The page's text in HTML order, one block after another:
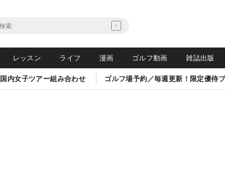
レッスン ライフ 漫画 ゴルフ動画 雑誌出版
国内女子ツアー組み合わせ ゴルフ場予約／毎週更新！限定優待